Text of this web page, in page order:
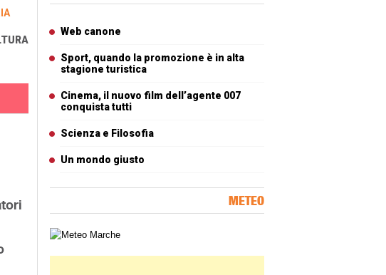
Web canone
Sport, quando la promozione è in alta
stagione turistica
Cinema, il nuovo film dell’agente 007
conquista tutti
Scienza e Filosofia
Un mondo giusto
METEO
Carta meteorologica delle Marche